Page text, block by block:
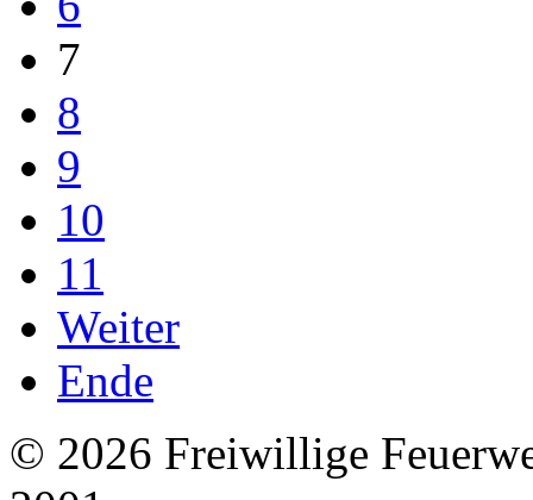
7
8
9
10
11
Weiter
Ende
© 2026 Freiwillige